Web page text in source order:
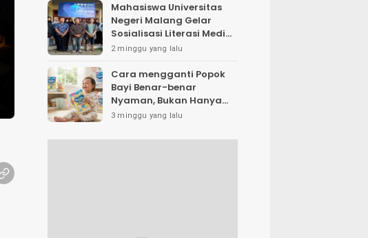
Mahasiswa Universitas
Negeri Malang Gelar
Sosialisasi Literasi Media,
Bahas Resiko Hukum
ITE
2 minggu yang lalu
Cara mengganti Popok
Bayi Benar-benar
Nyaman, Bukan Hanya
Klaim di Kemasan
3 minggu yang lalu